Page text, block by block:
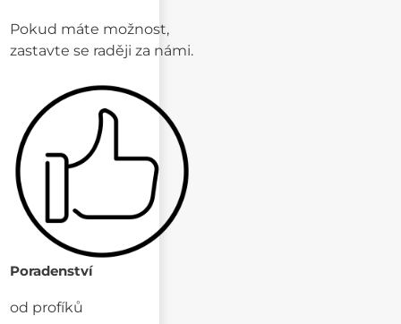
Pokud máte možnost,
zastavte se raději za námi.
Poradenství
od profíků